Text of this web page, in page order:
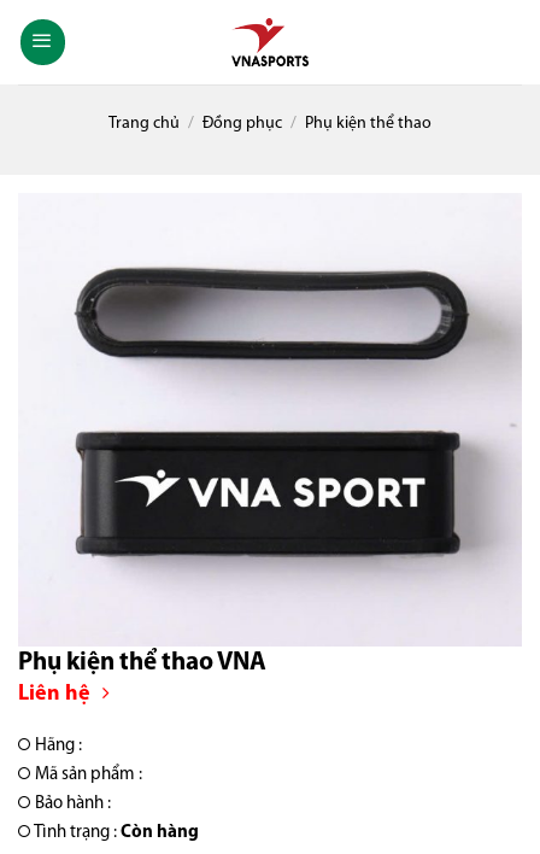
Trang chủ / Đồng phục / Phụ kiện thể thao
Phụ kiện thể thao VNA
Liên hệ
Hãng :
Mã sản phẩm :
Bảo hành :
Tình trạng : Còn hàng